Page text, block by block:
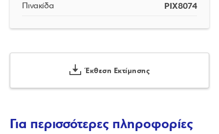
Πινακίδα PIX8074
Έκθεση Εκτίμησης
Για περισσότερες πληροφορίες